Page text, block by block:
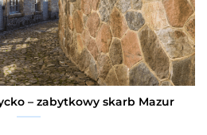
– zabytkowy skarb Mazur